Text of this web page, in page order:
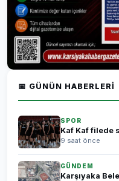
📅 GÜNÜN HABERLERI
SPOR
Kaf Kaf filede
9 saat önce
GÜNDEM
Karşıyaka